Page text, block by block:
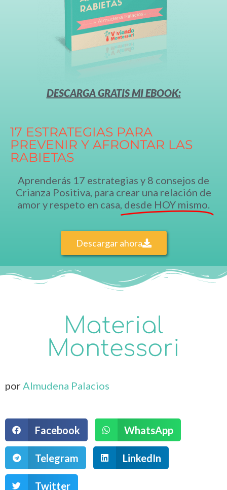
DESCARGA GRATIS MI EBOOK:
17 ESTRATEGIAS PARA
PREVENIR Y AFRONTAR LAS
RABIETAS
Aprenderás 17 estrategias y 8 consejos de
Crianza Positiva, para crear una relación de
amor y respeto en casa, desde HOY mismo.
Descargar ahora
Material
Montessori
por Almudena Palacios
Facebook WhatsApp
Telegram LinkedIn
Twitter